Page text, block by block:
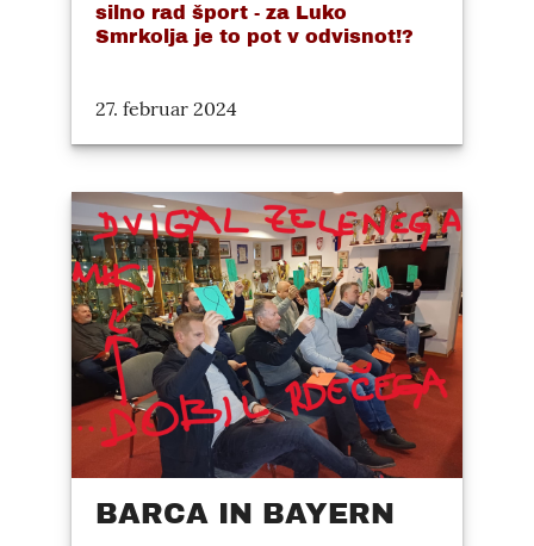
silno rad šport - za Luko
Smrkolja je to pot v odvisnot!?
27. februar 2024
BARCA IN BAYERN